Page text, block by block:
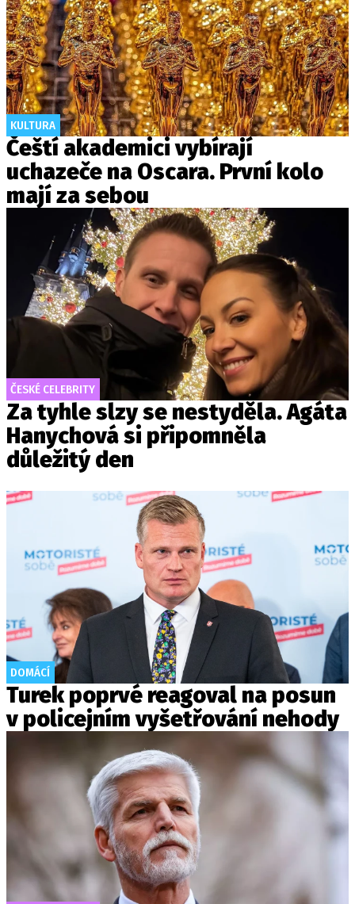
KULTURA
Čeští akademici vybírají
uchazeče na Oscara. První kolo
mají za sebou
ČESKÉ CELEBRITY
Za tyhle slzy se nestyděla. Agáta
Hanychová si připomněla
důležitý den
DOMÁCÍ
Turek poprvé reagoval na posun
v policejním vyšetřování nehody